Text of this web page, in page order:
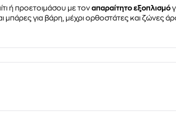
ή προετοιμάσου με τον απαραίτητο εξοπλισμό
για βάρη, μέχρι ορθοστάτες και ζώνες